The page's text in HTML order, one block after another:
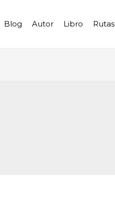
Blog Autor Libro Rutas